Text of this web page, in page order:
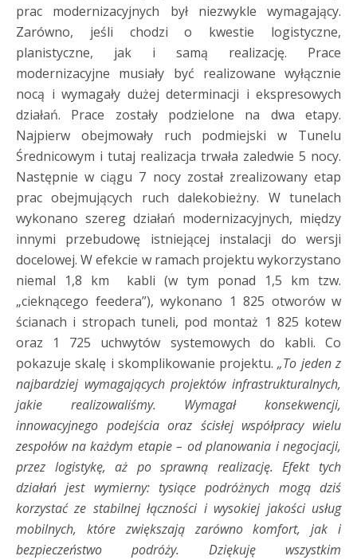
prac modernizacyjnych był niezwykle wymagający.
Zarówno, jeśli chodzi o kwestie logistyczne,
planistyczne, jak i samą realizację. Prace
modernizacyjne musiały być realizowane wyłącznie
nocą i wymagały dużej determinacji i ekspresowych
działań. Prace zostały podzielone na dwa etapy.
Najpierw obejmowały ruch podmiejski w Tunelu
Średnicowym i tutaj realizacja trwała zaledwie 5 nocy.
Następnie w ciągu 7 nocy został zrealizowany etap
prac obejmujących ruch dalekobieżny. W tunelach
wykonano szereg działań modernizacyjnych, między
innymi przebudowę istniejącej instalacji do wersji
docelowej. W efekcie w ramach projektu wykorzystano
niemal 1,8 km kabli (w tym ponad 1,5 km tzw.
„cieknącego feedera”), wykonano 1 825 otworów w
ścianach i stropach tuneli, pod montaż 1 825 kotew
oraz 1 725 uchwytów systemowych do kabli. Co
pokazuje skalę i skomplikowanie projektu.„To jeden z
najbardziej wymagających projektów infrastrukturalnych,
jakie realizowaliśmy. Wymagał konsekwencji,
innowacyjnego podejścia oraz ścisłej współpracy wielu
zespołów na każdym etapie – od planowania i negocjacji,
przez logistykę, aż po sprawną realizację. Efekt tych
działań jest wymierny: tysiące podróżnych mogą dziś
korzystać ze stabilnej łączności i wysokiej jakości usług
mobilnych, które zwiększają zarówno komfort, jak i
bezpieczeństwo podróży. Dziękuję wszystkim